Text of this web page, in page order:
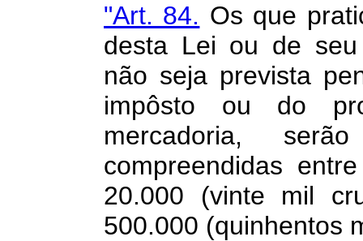
"Art. 84. Os que
desta Lei ou de
não seja prevista
impôsto ou do
mercadoria,
compreendidas
20.000 (vinte mil
500.000 (quinhentos